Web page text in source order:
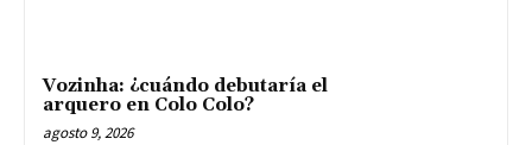
Vozinha: ¿cuándo debutaría el
arquero en Colo Colo?
agosto 9, 2026